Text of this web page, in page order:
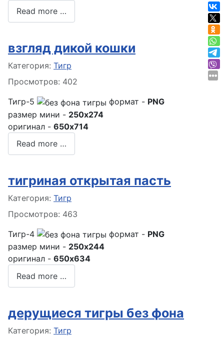
Read more …
взгляд дикой кошки
Информация о материале
Категория: Тигр
Просмотров: 402
Тигр-5
формат - PNG
размер мини - 250x274
оригинал - 650x714
Read more …
тигриная открытая пасть
Информация о материале
Категория: Тигр
Просмотров: 463
Тигр-4
формат - PNG
размер мини - 250x244
оригинал - 650x634
Read more …
дерущиеся тигры без фона
Информация о материале
Категория: Тигр